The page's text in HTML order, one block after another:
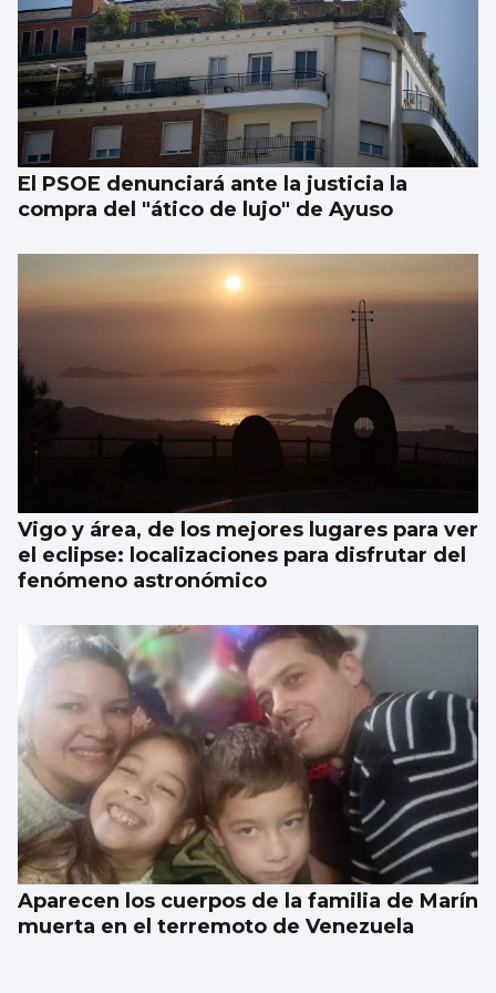
‘Simona’, de La Promesa de TVE al
Balneario de Mondariz
El PSOE denunciará ante la justicia la
compra del "ático de lujo" de Ayuso
Vigo y área, de los mejores lugares para ver
el eclipse: localizaciones para disfrutar del
fenómeno astronómico
Aparecen los cuerpos de la familia de Marín
muerta en el terremoto de Venezuela